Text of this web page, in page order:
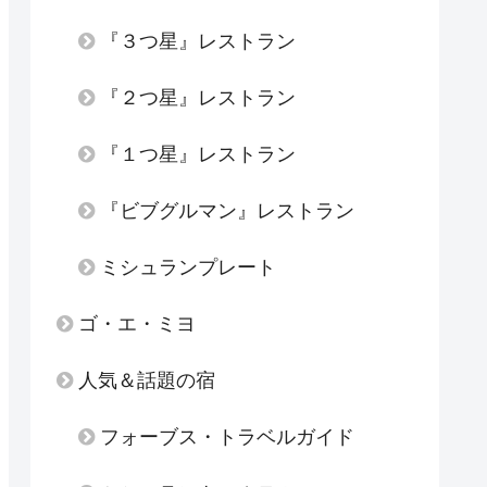
『３つ星』レストラン
『２つ星』レストラン
『１つ星』レストラン
『ビブグルマン』レストラン
ミシュランプレート
ゴ・エ・ミヨ
人気＆話題の宿
フォーブス・トラベルガイド